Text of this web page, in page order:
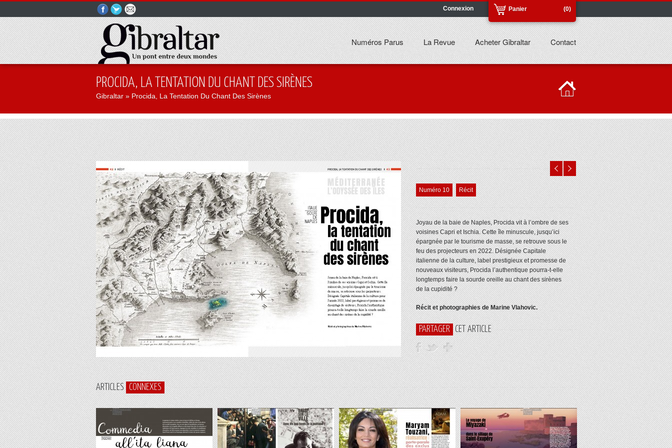
(0)
Panier
Connexion
Numéros Parus La Revue Acheter Gibraltar Contact
PROCIDA, LA TENTATION DU CHANT DES SIRÈNES
Gibraltar » Procida, La Tentation Du Chant Des Sirènes
Numéro 10 Récit
Joyau de la baie de Naples, Procida vit à l’ombre de ses
voisines Capri et Ischia. Cette île minuscule, jusqu’ici
épargnée par le tourisme de masse, se retrouve sous le
feu des projecteurs en 2022. Désignée Capitale
italienne de la culture, label prestigieux et promesse de
nouveaux visiteurs, Procida l’authentique pourra-t-elle
longtemps faire la sourde oreille au chant des sirènes
de la cupidité ?
Récit et photographies de Marine Vlahovic.
PARTAGER CET ARTICLE
ARTICLES CONNEXES